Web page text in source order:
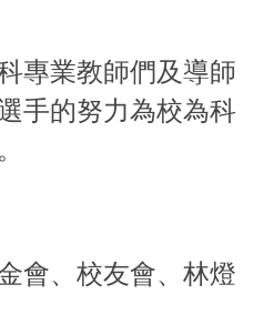
專業教師們及導師
手的努力為校為科
會、校友會、林燈